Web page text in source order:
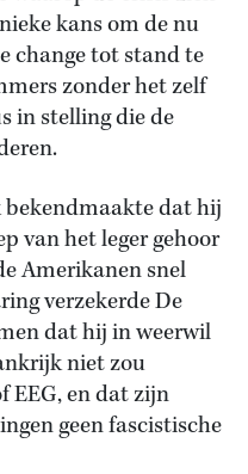
kans om de nu
change tot stand te
zonder het zelf
in stelling die de
dat hij
van het leger gehoor
Amerikanen snel
verzekerde De
dat hij in weerwil
niet zou
EEG, en dat zijn
geen fascistische